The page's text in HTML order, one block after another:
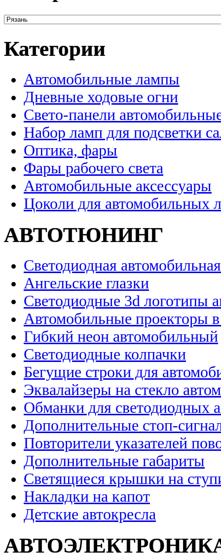
Категории
Автомобильные лампы
Дневные ходовые огни
Свето-панели
Набор ламп для подсветки
Оптика, фары
Фары рабочего света
Автомобильные аксессуары
Цоколи для автомобильных
АВТОТЮНИНГ
Светодиодная
Ангельские глазки
Светодиодные 3d логотипы
Автомобильные проекторы
Гибкий неон автомобильный
Светодиодные колпачки
Бегущие строки для
Эквалайзеры на стекло
Обманки для светодиодных
Дополнительные стоп-
Повторители указателей
Дополнительные габариты
Светящиеся крышки на
Накладки на капот
Детские автокресла